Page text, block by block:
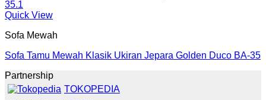
Quick View
Sofa Mewah
Sofa Tamu Mewah Klasik Ukiran Jepara Golden Duco BA-35
Partnership
TOKOPEDIA